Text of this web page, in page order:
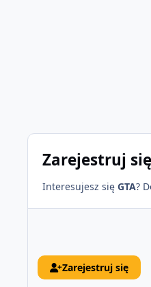
Zarejestruj się
Interesujesz się GTA?
Zarejestruj się